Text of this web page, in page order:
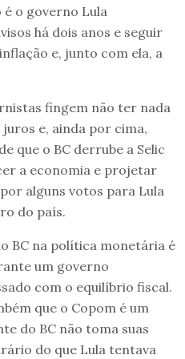
o governo Lula
há dois anos e seguir
e, junto com ela, a
fingem não ter nada
e, ainda por cima,
que o BC derrube a Selic
a economia e projetar
alguns votos para Lula
do país.
BC na política monetária é
um governo
com o equilíbrio fiscal.
que o Copom é um
do BC não toma suas
do que Lula tentava